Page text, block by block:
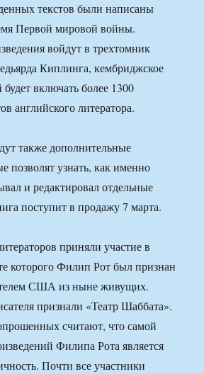
текстов были написаны
Первой мировой войны.
войдут в трехтомник
Киплинга, кембриджское
включать более 1300
английского литератора.
также дополнительные
позволят узнать, как именно
и редактировал отдельные
поступит в продажу 7 марта.
приняли участие в
которого Филип Рот был признан
США из ныне живущих.
признали «Театр Шаббата».
считают, что самой
Филипа Рота является
Почти все участники